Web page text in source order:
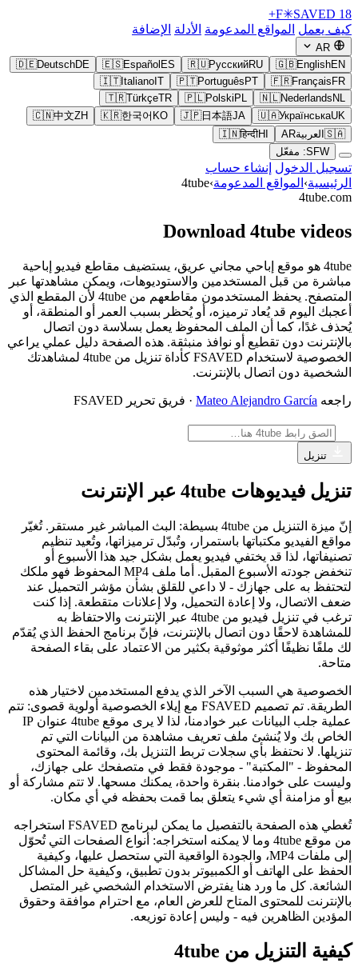
F✳SAVED 18+
كيف يعمل المواقع المدعومة الأدلة الإضافة
AR
🇬🇧EnglishEN
🇷🇺РусскийRU
🇪🇸Español ES
🇩🇪DeutschDE
🇫🇷Français FR
🇵🇹Português PT
🇮🇹Italiano IT
🇳🇱Nederlands NL
🇵🇱Polski PL
🇹🇷TürkçeTR
🇺🇦УкраїнськаUK
🇯🇵日本語JA
🇰🇷한국어 KO
🇨🇳中文ZH
🇸🇦 العربيةAR
🇮🇳हिन्दीHI
SFW: مفعّل
تسجيل الدخول إنشاء حساب
الرئيسية› المواقع المدعومة›
4tube
4tube.com
Download 4tube videos
4tube هو موقع إباحي مجاني عريق، يستضيف مقاطع فيديو إباحية
مباشرة من قبل المستخدمين والاستوديوهات، ويمكن مشاهدتها عبر
المتصفح. يحفظ المستخدمون مقاطعهم من 4tube لأن المقطع الذي
أعجبك اليوم قد يُعاد ترميزه، أو يُحظر بسبب العمر أو المنطقة، أو
يُحذف غدًا، كما أن الملف المحفوظ يعمل بسلاسة دون اتصال
بالإنترنت دون تقطيع أو نوافذ منبثقة. هذه الصفحة دليل عملي يراعي
الخصوصية لاستخدام FSAVED كأداة تنزيل من 4tube لمشاهدتك
الشخصية دون اتصال بالإنترنت.
راجعه Mateo Alejandro García · فريق تحرير FSAVED
تنزيل
تنزيل فيديوهات 4tube عبر الإنترنت
إنّ ميزة التنزيل من 4tube بسيطة: البث المباشر غير مستقر. تُغيّر
مواقع الفيديو مكتباتها باستمرار، وتُبدّل ترميزاتها، وتُعيد تنظيم
تصنيفاتها، لذا قد يختفي فيديو يعمل بشكل جيد هذا الأسبوع أو
تنخفض جودته الأسبوع المقبل. أما ملف MP4 المحفوظ فهو ملكك
لتحتفظ به على جهازك - لا داعي للقلق بشأن مؤشر التحميل عند
ضعف الاتصال، ولا إعادة التحميل، ولا إعلانات متقطعة. إذا كنت
ترغب في تنزيل فيديو من 4tube عبر الإنترنت والاحتفاظ به
للمشاهدة لاحقًا دون اتصال بالإنترنت، فإنّ برنامج الحفظ الذي يُقدّم
لك ملفًا نظيفًا أكثر موثوقية بكثير من الاعتماد على بقاء الصفحة
متاحة.
الخصوصية هي السبب الآخر الذي يدفع المستخدمين لاختيار هذه
الطريقة. تم تصميم FSAVED مع إيلاء الخصوصية أولوية قصوى: تتم
عملية جلب البيانات عبر خوادمنا، لذا لا يرى موقع 4tube عنوان IP
الخاص بك ولا يُنشئ ملف تعريف مشاهدة من البيانات التي تم
تنزيلها. لا نحتفظ بأي سجلات تربط التنزيل بك، وقائمة المحتوى
المحفوظ - "المكتبة" - موجودة فقط في متصفحك على جهازك،
وليست على خوادمنا. بنقرة واحدة، يمكنك مسحها. لا تتم مشاركة أو
بيع أو مزامنة أي شيء يتعلق بما قمت بحفظه في أي مكان.
تُغطي هذه الصفحة بالتفصيل ما يمكن لبرنامج FSAVED استخراجه
من موقع 4tube وما لا يمكنه استخراجه: أنواع الصفحات التي تُحوّل
إلى ملفات MP4، والجودة الواقعية التي ستحصل عليها، وكيفية
الحفظ على الهاتف أو الكمبيوتر بدون تطبيق، وكيفية حل المشاكل
الشائعة. كل ما ورد هنا يفترض الاستخدام الشخصي غير المتصل
بالإنترنت للمحتوى المتاح للعرض العام، مع احترام موافقة وحقوق
المؤدين الظاهرين فيه - وليس إعادة توزيعه.
كيفية التنزيل من 4tube